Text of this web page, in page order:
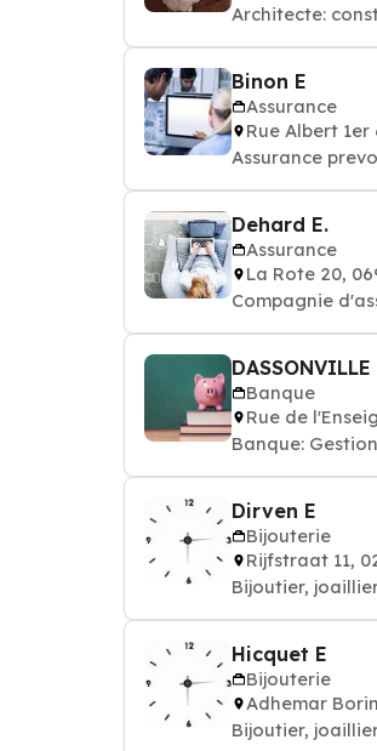
Architecte:
Binon E
Assurance
Rue Albert 1er
Assurance
Dehard E.
Assurance
La Rote 20,
Compagnie
DASSONVILLE
Banque
Rue de
Banque:
Dirven E
Bijouterie
Rijfstraat 11,
Bijoutier,
Hicquet E
Bijouterie
Adhemar
Bijoutier,